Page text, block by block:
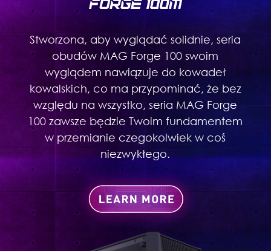
Stworzona, aby wyglądać solidnie, seria
obudów MAG Forge 100 swoim
wyglądem nawiązuje do kowadeł
kowalskich, co ma przypominać, że bez
względu na wszystko, seria MAG Forge
100 zawsze będzie Twoim fundamentem
w przemianie czegokolwiek w coś
niezwykłego.